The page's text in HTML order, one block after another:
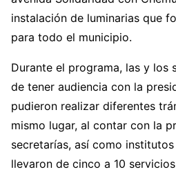
instalación de luminarias que
para todo el municipio.
Durante el programa, las y los
de tener audiencia con la
pudieron realizar diferentes
mismo lugar, al contar con la
secretarías, así como
llevaron de cinco a 10